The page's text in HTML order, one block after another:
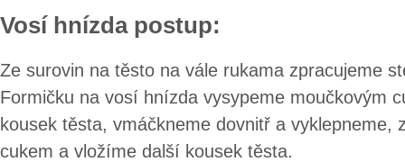
Vosí hnízda postup:
Ze surovin na těsto na vále rukama zpracujeme
Formičku na vosí hnízda vysypeme moučkovým
kousek těsta, vmáčkneme dovnitř a vyklepneme,
cukem a vložíme další kousek těsta.